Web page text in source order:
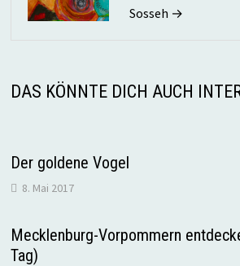
Sosseh →
DAS KÖNNTE DICH AUCH
Der goldene Vogel
8. Mai 2017
Mecklenburg-Vorpommern
Tag)